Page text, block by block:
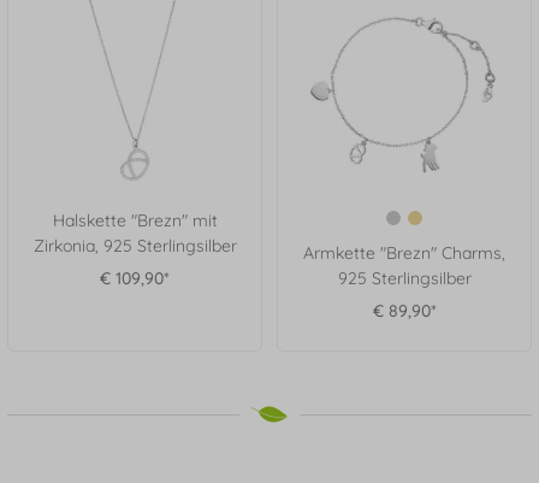
Halskette "Brezn" mit
Zirkonia, 925 Sterlingsilber
€ 109,90*
Armkette "Brezn" Charms,
925 Sterlingsilber
€ 89,90*